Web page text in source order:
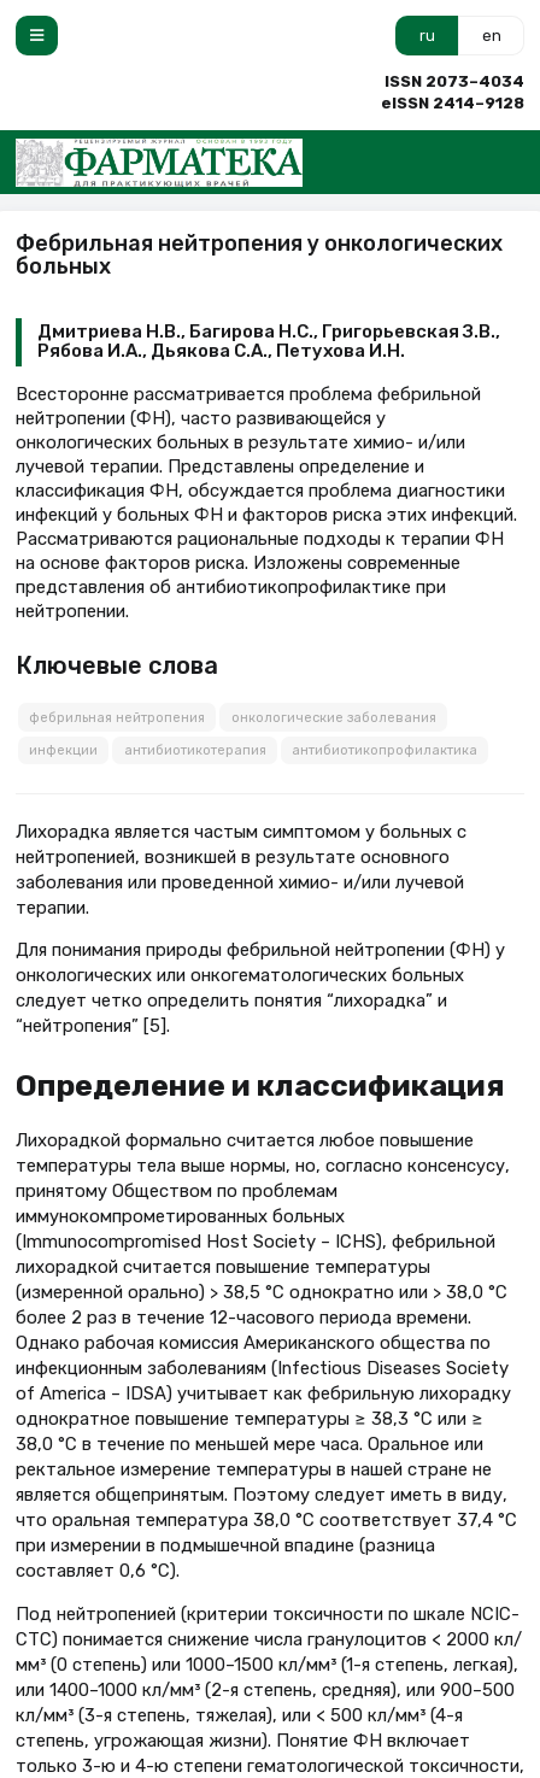
ru en
ISSN 2073–4034
eISSN 2414–9128
Фебрильная нейтропения у онкологических
больных
Дмитриева Н.В., Багирова Н.С., Григорьевская З.В.,
Рябова И.А., Дьякова С.А., Петухова И.Н.
Всесторонне рассматривается проблема фебрильной
нейтропении (ФН), часто развивающейся у
онкологических больных в результате химио- и/или
лучевой терапии. Представлены определение и
классификация ФН, обсуждается проблема диагностики
инфекций у больных ФН и факторов риска этих инфекций.
Рассматриваются рациональные подходы к терапии ФН
на основе факторов риска. Изложены современные
представления об антибиотикопрофилактике при
нейтропении.
Ключевые слова
фебрильная нейтропения онкологические заболевания
инфекции антибиотикотерапия антибиотикопрофилактика
Лихорадка является частым симптомом у больных с
нейтропенией, возникшей в результате основного
заболевания или проведенной химио- и/или лучевой
терапии.
Для понимания природы фебрильной нейтропении (ФН) у
онкологических или онкогематологических больных
следует четко определить понятия “лихорадка” и
“нейтропения” [5].
Определение и классификация
Лихорадкой формально считается любое повышение
температуры тела выше нормы, но, согласно консенсусу,
принятому Обществом по проблемам
иммунокомпрометированных больных
(Immunocompromised Host Society – ICHS), фебрильной
лихорадкой считается повышение температуры
(измеренной орально) > 38,5 °С однократно или > 38,0 °С
более 2 раз в течение 12-часового периода времени.
Однако рабочая комиссия Американского общества по
инфекционным заболеваниям (Infectious Diseases Society
of America – IDSA) учитывает как фебрильную лихорадку
однократное повышение температуры ≥ 38,3 °С или ≥
38,0 °С в течение по меньшей мере часа. Оральное или
ректальное измерение температуры в нашей стране не
является общепринятым. Поэтому следует иметь в виду,
что оральная температура 38,0 °С соответствует 37,4 °С
при измерении в подмышечной впадине (разница
составляет 0,6 °С).
Под нейтропенией (критерии токсичности по шкале NCIC-
CTC) понимается снижение числа гранулоцитов < 2000 кл/
мм³ (0 степень) или 1000–1500 кл/мм³ (1-я степень, легкая),
или 1400–1000 кл/мм³ (2-я степень, средняя), или 900–500
кл/мм³ (3-я степень, тяжелая), или < 500 кл/мм³ (4-я
степень, угрожающая жизни). Понятие ФН включает
только 3-ю и 4-ю степени гематологической токсичности,